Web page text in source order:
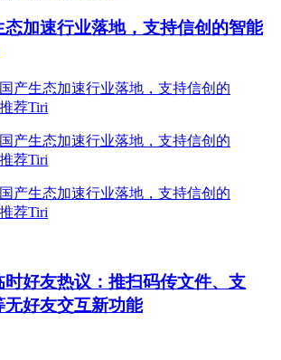
态加速行业落地，支持信创的智能
时好友热议：推扫码传文件、支
无好友交互新功能